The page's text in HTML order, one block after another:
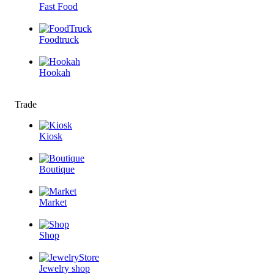
Fast Food
Foodtruck
Hookah
Trade
Kiosk
Boutique
Market
Shop
Jewelry shop